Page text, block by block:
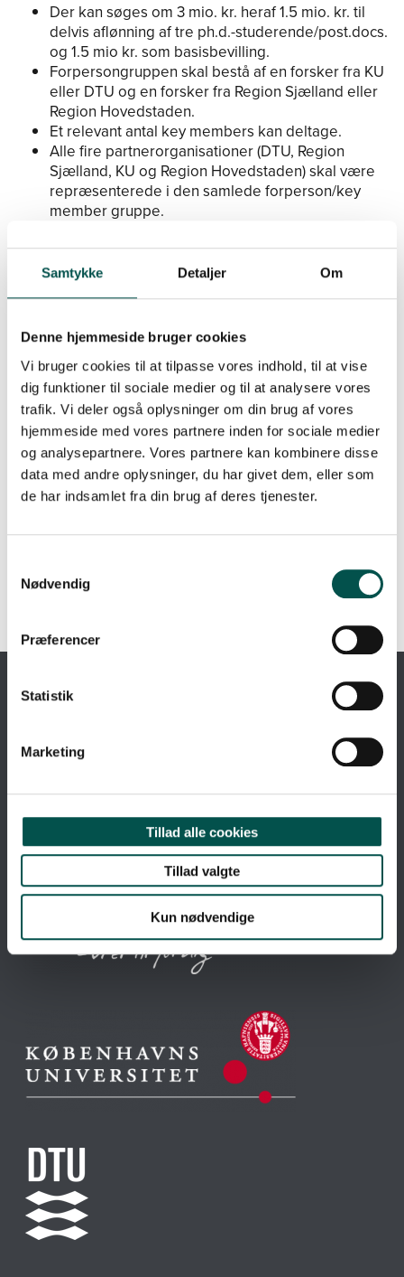
Samtykke Detaljer Om
Denne hjemmeside bruger cookies
Vi bruger cookies til at tilpasse vores indhold, til at vise
dig funktioner til sociale medier og til at analysere vores
trafik. Vi deler også oplysninger om din brug af vores
hjemmeside med vores partnere inden for sociale medier
og analysepartnere. Vores partnere kan kombinere disse
data med andre oplysninger, du har givet dem, eller som
de har indsamlet fra din brug af deres tjenester.
Nødvendig
Præferencer
Statistik
Marketing
Tillad alle cookies
Tillad valgte
Kun nødvendige
Der kan søges om 3 mio. kr. heraf 1.5 mio. kr. til
delvis aflønning af tre ph.d.-studerende/post.docs.
og 1.5 mio kr. som basisbevilling.
Forpersongruppen skal bestå af en forsker fra KU
eller DTU og en forsker fra Region Sjælland eller
Region Hovedstaden.
Et relevant antal key members kan deltage.
Alle fire partnerorganisationer (DTU, Region
Sjælland, KU og Region Hovedstaden) skal være
repræsenterede i den samlede forperson/key
member gruppe.
For yderligere information om etablering af nye CAGs
se her: https://gchsp.dk/om-gchsp/etablering-af-nye-
cags/
og findes
her:https://regionh.efond.dk/ansogning/index2.php?
fondnr=3
ET PARTNERSKAB MELLEM